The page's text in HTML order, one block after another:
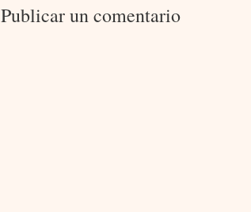
Publicar un comentario